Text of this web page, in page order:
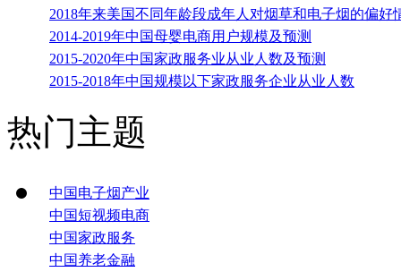
2018年来美国不同年龄段成年人对烟草和电子烟的偏好
2014-2019年中国母婴电商用户规模及预测
2015-2020年中国家政服务业从业人数及预测
2015-2018年中国规模以下家政服务企业从业人数
热门主题
中国电子烟产业
中国短视频电商
中国家政服务
中国养老金融